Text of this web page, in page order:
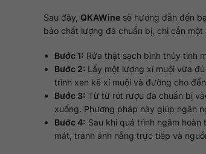
Sau đây, QKAWine sẽ hướng dẫn đến
bảo chất lượng đã chuẩn bị, chỉ cần
Bước 1: Rửa thật sạch bình thủy tinh
Bước 2: Lấy một lượng xí muội vừa
trình xen kẽ xí muội và đường cho
Bước 3: Từ từ rót rượu đã chuẩn bị
xuống. Phương pháp này giúp ngăn
Bước 4: Sau khi quá trình ngâm
mát, tránh ánh nắng trực tiếp và